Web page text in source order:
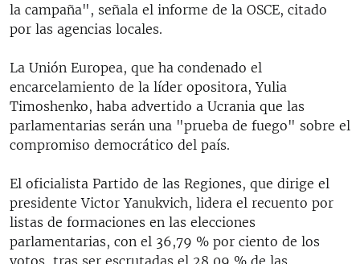
la campaña", señala el informe de la OSCE, citado
por las agencias locales.
La Unión Europea, que ha condenado el
encarcelamiento de la líder opositora, Yulia
Timoshenko, haba advertido a Ucrania que las
parlamentarias serán una "prueba de fuego" sobre el
compromiso democrático del país.
El oficialista Partido de las Regiones, que dirige el
presidente Victor Yanukvich, lidera el recuento por
listas de formaciones en las elecciones
parlamentarias, con el 36,79 % por ciento de los
votos, tras ser escrutadas el 28,09 % de las